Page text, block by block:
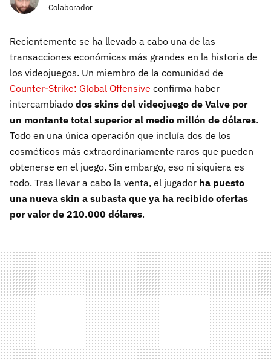
Colaborador
Recientemente se ha llevado a cabo una de las
transacciones económicas más grandes en la historia de
los videojuegos. Un miembro de la comunidad de
Counter-Strike: Global Offensive confirma haber
intercambiado dos skins del videojuego de Valve por
un montante total superior al medio millón de dólares.
Todo en una única operación que incluía dos de los
cosméticos más extraordinariamente raros que pueden
obtenerse en el juego. Sin embargo, eso ni siquiera es
todo. Tras llevar a cabo la venta, el jugador ha puesto
una nueva skin a subasta que ya ha recibido ofertas
por valor de 210.000 dólares.